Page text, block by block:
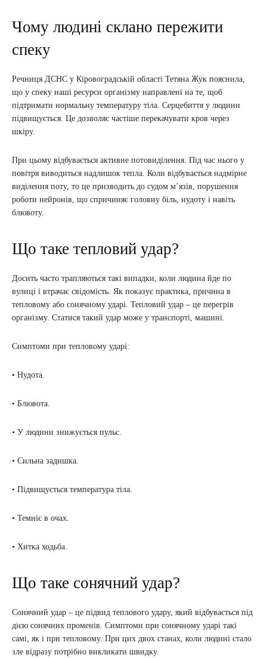
Чому людині склано пережити
спеку
Речниця ДСНС у Кіровоградській області Тетяна Жук пояснила,
що у спеку наші ресурси організму направлені на те, щоб
підтримати нормальну температуру тіла. Серцебиття у людини
підвищується. Це дозволяє частіше перекачувати кров через
шкіру.
При цьому відбувається активне потовиділення. Під час нього у
повітря виводиться надлишок тепла. Коли відбувається надмірне
виділення поту, то це призводить до судом м’язів, порушення
роботи нейронів, що спричиняє головну біль, нудоту і навіть
блювоту.
Що таке тепловий удар?
Досить часто трапляються такі випадки, коли людина йде по
вулиці і втрачає свідомість. Як показує практика, причина в
тепловому або сонячному ударі. Тепловий удар – це перегрів
організму. Статися такий удар може у транспорті, машині.
Симптоми при тепловому ударі:
• Нудота.
• Блювота.
• У людини знижується пульс.
• Сильна задишка.
• Підвищується температура тіла.
• Темніє в очах.
• Хитка ходьба.
Що таке сонячний удар?
Сонячний удар – це підвид теплового удару, який відбувається під
дією сонячних променів. Симптоми при сонячному ударі такі
самі, як і при тепловому. При цих двох станах, коли людині стало
зле відразу потрібно викликати швидку.